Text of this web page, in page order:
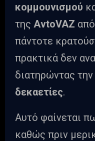
κομμουνισμού
της AvtoVAZ
πάντοτε
πρακτικά δεν
διατηρώντας την
δεκαετίες.
Αυτό φαίνεται
καθώς πριν